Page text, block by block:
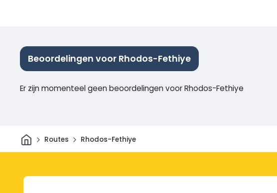
Beoordelingen voor Rhodos-Fethiye
Er zijn momenteel geen beoordelingen voor Rhodos-Fethiye
ThuisRoutes Rhodos-Fethiye